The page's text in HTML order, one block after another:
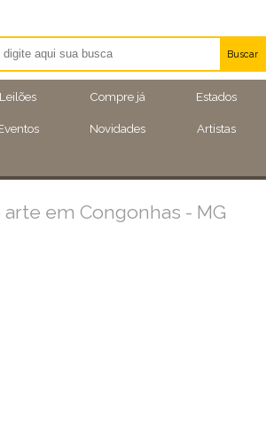
Leilões Compre já Estados
Novidades Artistas
Buscar
Artistas
Eventos
em Congonhas - MG